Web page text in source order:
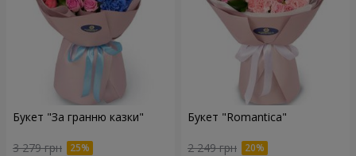
Букет "За гранню казки"
3 279 грн
Букет "Romantica"
2 249 грн